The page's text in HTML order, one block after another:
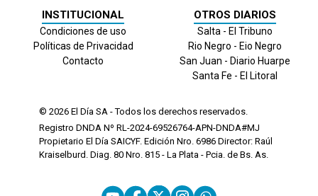
INSTITUCIONAL
Condiciones de uso
Políticas de Privacidad
Contacto
OTROS DIARIOS
Salta - El Tribuno
Rio Negro - Eio Negro
San Juan - Diario Huarpe
Santa Fe - El Litoral
© 2026 El Día SA - Todos los derechos reservados.
Registro DNDA Nº RL-2024-69526764-APN-DNDA#MJ
Propietario El Día SAICYF. Edición Nro. 6986 Director: Raúl
Kraiselburd. Diag. 80 Nro. 815 - La Plata - Pcia. de Bs. As.